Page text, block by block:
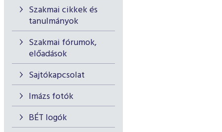
Szakmai cikkek és
tanulmányok
Szakmai fórumok,
előadások
Sajtókapcsolat
Imázs fotók
BÉT logók